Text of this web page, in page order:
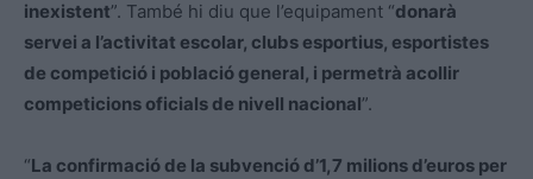
inexistent”. També hi diu que l’equipament “donarà
servei a l’activitat escolar, clubs esportius, esportistes
de competició i població general, i permetrà acollir
competicions oficials de nivell nacional”.
“La confirmació de la subvenció d’1,7 milions d’euros per